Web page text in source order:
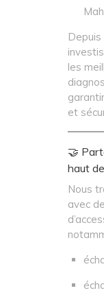
Depuis
les
et
🤝
haut
Nous
avec